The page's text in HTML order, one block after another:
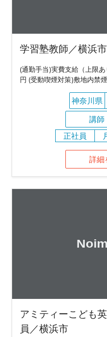
学習塾教師／横浜
(通勤手当)実費支給（上限
円 (受動喫煙対策)敷地内禁
神奈川県
講師
正社員
詳細
アミティーこども
員／横浜市